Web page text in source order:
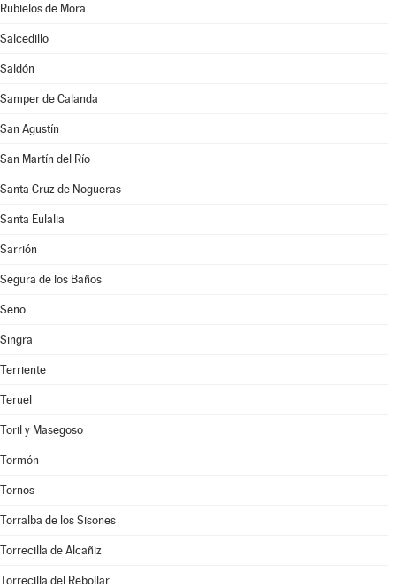
Rubielos de Mora
Salcedillo
Saldón
Samper de Calanda
San Agustín
San Martín del Río
Santa Cruz de Nogueras
Santa Eulalia
Sarrión
Segura de los Baños
Seno
Singra
Terriente
Teruel
Toril y Masegoso
Tormón
Tornos
Torralba de los Sisones
Torrecilla de Alcañiz
Torrecilla del Rebollar